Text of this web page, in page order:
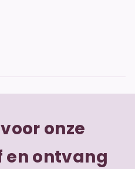
onze
en ontvang